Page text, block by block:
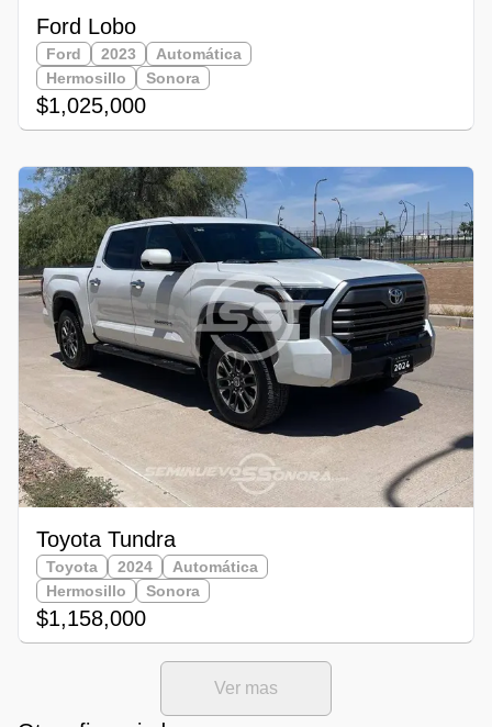
Ford Lobo
Ford 2023
Automática
Hermosillo
Sonora
$1,025,000
Toyota Tundra
Toyota 2024
Automática
Hermosillo
Sonora
$1,158,000
Ver mas